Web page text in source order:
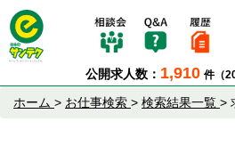
公開求人数： 1,910 件（
ホーム > お仕事検索 > 検索結果一覧 >